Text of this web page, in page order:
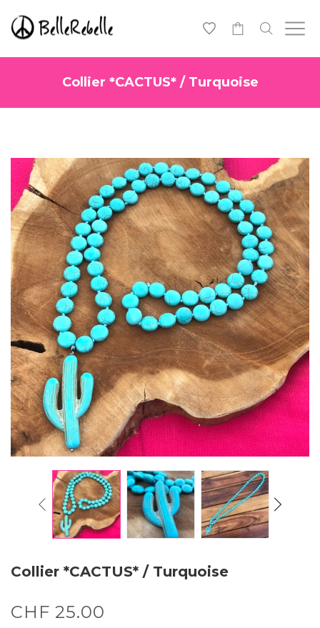
Collier *CACTUS* / Turquoise
Collier *CACTUS* / Turquoise
CHF 25.00